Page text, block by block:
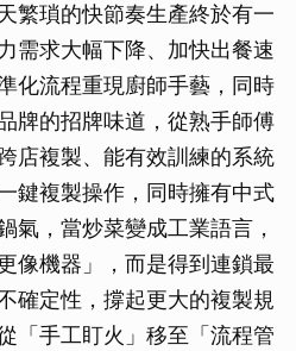
繁瑣的快節奏生產終於有一
需求大幅下降、加快出餐速
化流程重現廚師手藝，同時
牌的招牌味道，從熟手師傅
店複製、能有效訓練的系統
鍵複製操作，同時擁有中式
氣，當炒菜變成工業語言，
像機器」，而是得到連鎖最
確定性，撐起更大的複製規
「手工盯火」移至「流程管